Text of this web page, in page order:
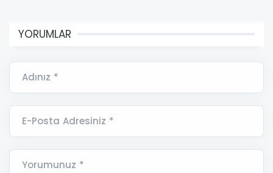
YORUMLAR
Adınız *
E-Posta Adresiniz *
Yorumunuz *